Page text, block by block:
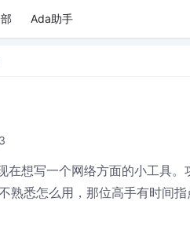
Ada助手
想写一个网络方面的小工具。
悉怎么用，那位高手有时间指